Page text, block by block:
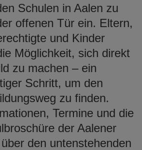
Schulen in Aalen zu
offenen Tür ein. Eltern,
und Kinder
Möglichkeit, sich direkt
zu machen – ein
Schritt, um den
zu finden.
Termine und die
der Aalener
den untenstehenden